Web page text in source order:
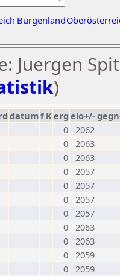
Burgenland
Juergen
)
datumf Kerg elo+/-
0 2062
0 2063
0 2063
0 2057
0 2057
0 2057
0 2057
0 2063
0 2063
0 2059
0 2059